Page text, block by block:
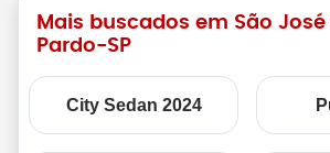
Mais buscados em São José
Pardo-SP
City Sedan 2024